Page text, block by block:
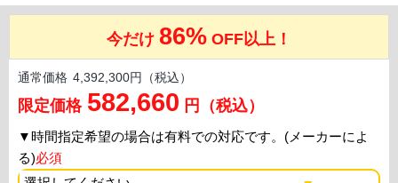
今だけ 86% OFF以上！
通常価格 4,392,300円（税込）
限定価格 582,660 円（税込）
▼時間指定希望の場合は有料での対応です。(メーカーによ
る)必須